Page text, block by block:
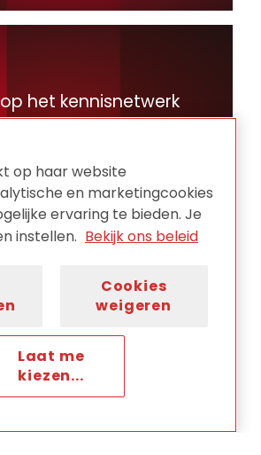
het kennisnetwerk
op haar website
en marketingcookies
ervaring te bieden. Je
instellen. Bekijk ons beleid
Cookies
weigeren
Laat me
kiezen...